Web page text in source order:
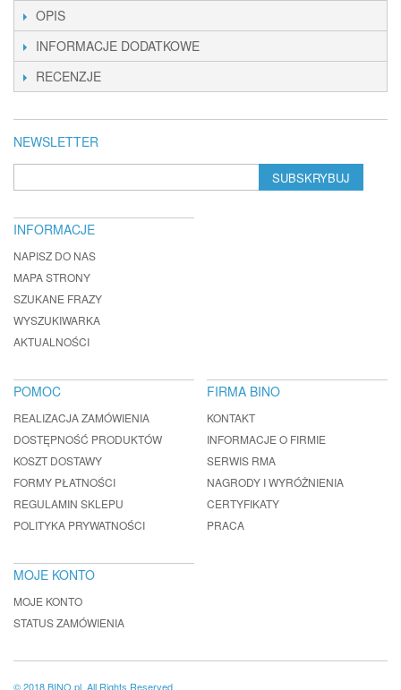
OPIS
INFORMACJE DODATKOWE
RECENZJE
NEWSLETTER
SUBSKRYBUJ
INFORMACJE
NAPISZ DO NAS
MAPA STRONY
SZUKANE FRAZY
WYSZUKIWARKA
AKTUALNOŚCI
POMOC
REALIZACJA ZAMÓWIENIA
DOSTĘPNOŚĆ PRODUKTÓW
KOSZT DOSTAWY
FORMY PŁATNOŚCI
REGULAMIN SKLEPU
POLITYKA PRYWATNOŚCI
FIRMA BINO
KONTAKT
INFORMACJE O FIRMIE
SERWIS RMA
NAGRODY I WYRÓŻNIENIA
CERTYFIKATY
PRACA
MOJE KONTO
MOJE KONTO
STATUS ZAMÓWIENIA
© 2018 BINO.pl. All Rights Reserved.